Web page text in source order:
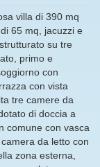
villa di 390 mq
65 mq, jacuzzi e
su tre
primo e
con
con vista
tre camere da
di doccia a
comune con vasca
da letto con
zona esterna,